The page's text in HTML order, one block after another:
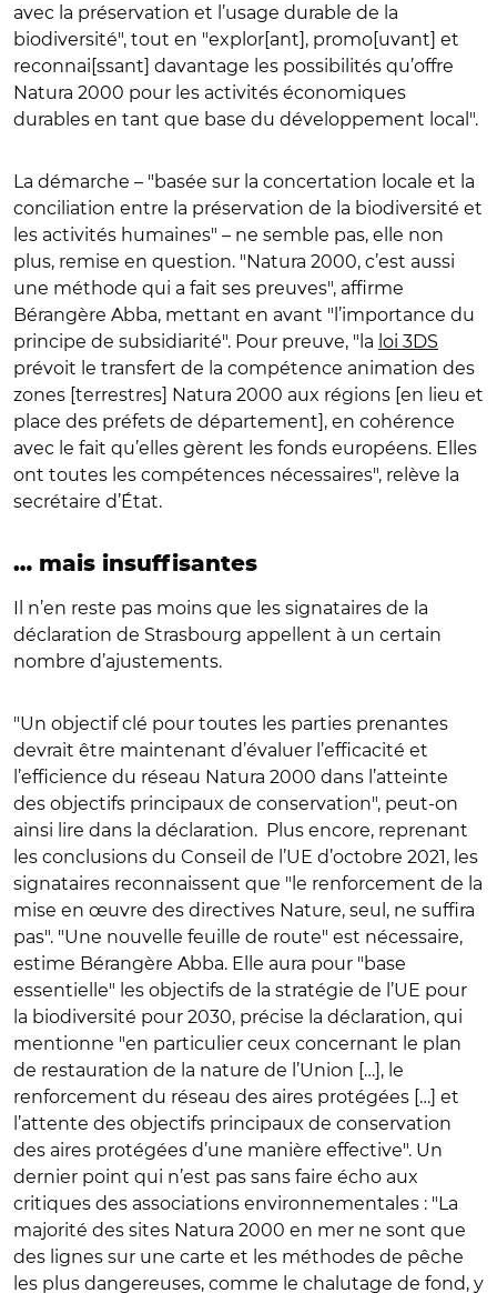
avec la préservation et l’usage durable de la
biodiversité", tout en "explor[ant], promo[uvant] et
reconnai[ssant] davantage les possibilités qu’offre
Natura 2000 pour les activités économiques
durables en tant que base du développement local".
La démarche – "basée sur la concertation locale et la
conciliation entre la préservation de la biodiversité et
les activités humaines" – ne semble pas, elle non
plus, remise en question. "Natura 2000, c’est aussi
une méthode qui a fait ses preuves", affirme
Bérangère Abba, mettant en avant "l’importance du
principe de subsidiarité". Pour preuve, "la loi 3DS
prévoit le transfert de la compétence animation des
zones [terrestres] Natura 2000 aux régions [en lieu et
place des préfets de département], en cohérence
avec le fait qu’elles gèrent les fonds européens. Elles
ont toutes les compétences nécessaires", relève la
secrétaire d’État.
… mais insuffisantes
Il n’en reste pas moins que les signataires de la
déclaration de Strasbourg appellent à un certain
nombre d’ajustements.
"Un objectif clé pour toutes les parties prenantes
devrait être maintenant d’évaluer l’efficacité et
l’efficience du réseau Natura 2000 dans l’atteinte
des objectifs principaux de conservation", peut-on
ainsi lire dans la déclaration. Plus encore, reprenant
les conclusions du Conseil de l’UE d’octobre 2021, les
signataires reconnaissent que "le renforcement de la
mise en œuvre des directives Nature, seul, ne suffira
pas". "Une nouvelle feuille de route" est nécessaire,
estime Bérangère Abba. Elle aura pour "base
essentielle" les objectifs de la stratégie de l’UE pour
la biodiversité pour 2030, précise la déclaration, qui
mentionne "en particulier ceux concernant le plan
de restauration de la nature de l’Union […], le
renforcement du réseau des aires protégées […] et
l’attente des objectifs principaux de conservation
des aires protégées d’une manière effective". Un
dernier point qui n’est pas sans faire écho aux
critiques des associations environnementales : "La
majorité des sites Natura 2000 en mer ne sont que
des lignes sur une carte et les méthodes de pêche
les plus dangereuses, comme le chalutage de fond, y